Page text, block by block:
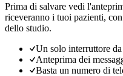
Prima di salvare vedi
riceveranno i tuoi pazienti,
dello studio.
Un solo interruttore
Anteprima dei
Basta un numero di